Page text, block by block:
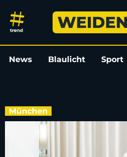
Kind, Job,
News Blaulicht Sport
München